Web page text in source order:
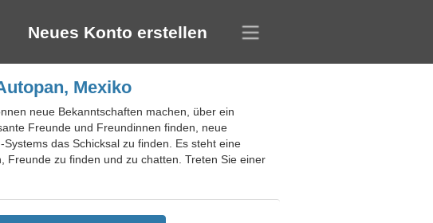
Neues Konto erstellen
Mexiko
neue Bekanntschaften machen, über ein
Freunde und Freundinnen finden, neue
das Schicksal zu finden. Es steht eine
Freunde zu finden und zu chatten. Treten Sie einer